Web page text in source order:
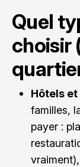
Quel
choisir
Hôtels
familles,
payer :